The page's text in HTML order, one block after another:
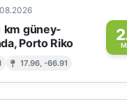
km güney-
Porto Riko
I 17.96, -66.91